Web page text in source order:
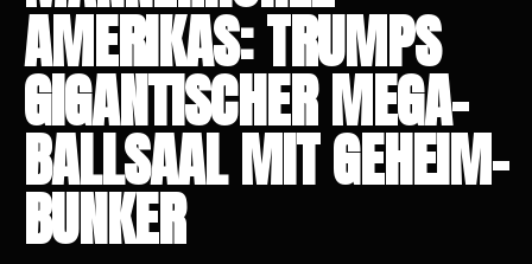
MERIKAS: TRUMPS G
IGANTISCHER MEGA-B
ALLSAAL MIT GEHEIM-B
UNKER